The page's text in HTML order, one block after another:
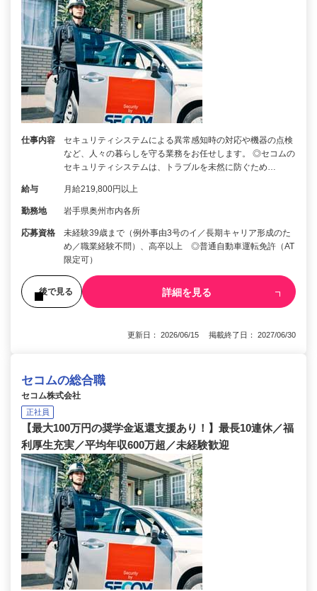
仕事内容
セキュリティシステムによる異常感知時の対応や機器の点検
など、人々の暮らしを守る業務をお任せします。 ◎セコムの
セキュリティシステムは、トラブルを未然に防ぐため…
給与 月給219,800円以上
勤務地 岩手県奥州市内各所
応募資格
未経験39歳まで（例外事由3号のイ／長期キャリア形成のた
め／職業経験不問）、高卒以上 ◎普通自動車運転免許（AT
限定可）
後で見る 詳細を見る
更新日： 2026/06/15 掲載終了日： 2027/06/30
セコムの総合職
セコム株式会社
正社員
【最大100万円の奨学金返還支援あり！】最長10連休／福
利厚生充実／平均年収600万超／未経験歓迎